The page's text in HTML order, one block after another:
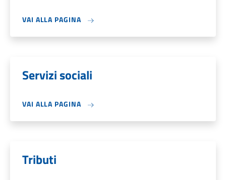
VAI ALLA PAGINA
Servizi sociali
VAI ALLA PAGINA
Tributi